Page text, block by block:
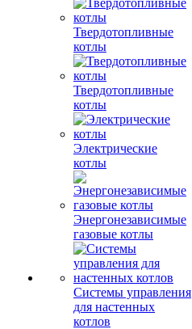
Твердотопливные
котлы
Твердотопливные
котлы
Электрические
котлы
Энергонезависимые
газовые котлы
Системы управления
для настенных
котлов